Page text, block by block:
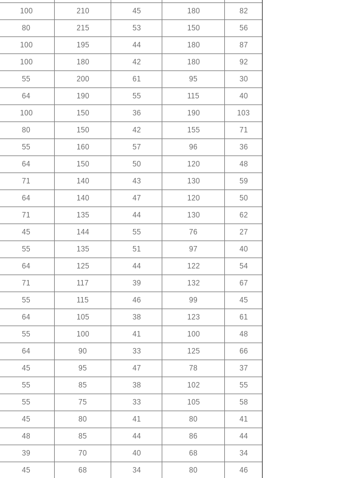
100 210 45 180
82
80 215 53 150
56
100 195 44 180
87
100 180 42 180
92
55 200 61 95
30
64 190 55 115
40
100 150 36 190
103
80 150 42 155
71
55 160 57 96
36
64 150 50 120
48
71 140 43 130
59
64 140 47 120
50
71 135 44 130
62
45 144 55 76
27
55 135 51 97
40
64 125 44 122
54
71 117 39 132
67
55 115 46 99
45
64 105 38 123
61
55 100 41 100
48
64 90 33 125
66
45 95 47 78
37
55 85 38 102
55
55 75 33 105
58
45 80 41 80
41
48 85 44 86
44
39 70 40 68
34
45 68 34 80 46